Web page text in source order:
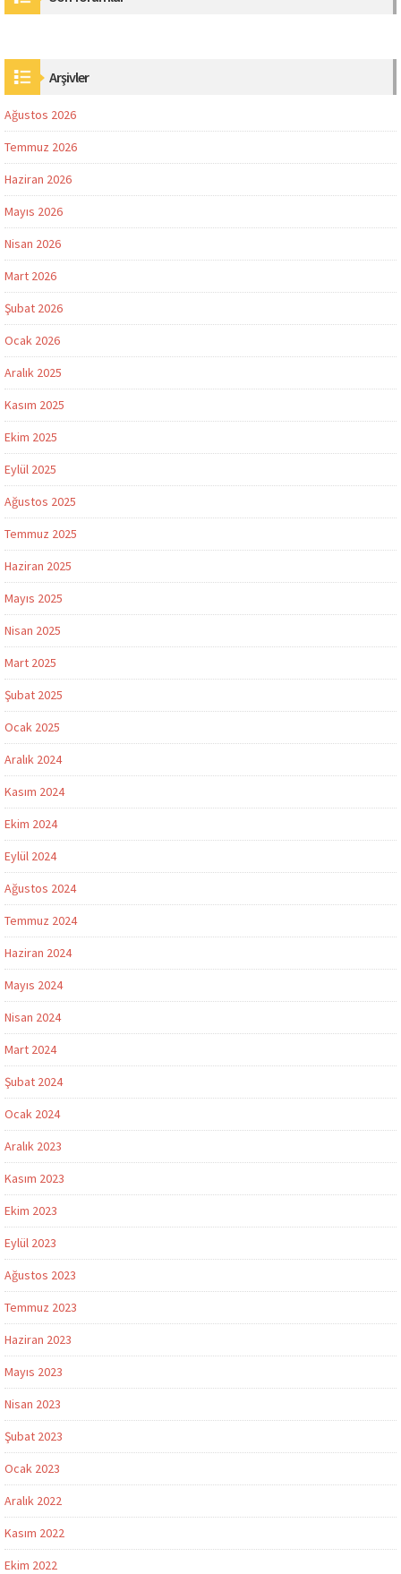
Arşivler
Ağustos 2026
Temmuz 2026
Haziran 2026
Mayıs 2026
Nisan 2026
Mart 2026
Şubat 2026
Ocak 2026
Aralık 2025
Kasım 2025
Ekim 2025
Eylül 2025
Ağustos 2025
Temmuz 2025
Haziran 2025
Mayıs 2025
Nisan 2025
Mart 2025
Şubat 2025
Ocak 2025
Aralık 2024
Kasım 2024
Ekim 2024
Eylül 2024
Ağustos 2024
Temmuz 2024
Haziran 2024
Mayıs 2024
Nisan 2024
Mart 2024
Şubat 2024
Ocak 2024
Aralık 2023
Kasım 2023
Ekim 2023
Eylül 2023
Ağustos 2023
Temmuz 2023
Haziran 2023
Mayıs 2023
Nisan 2023
Şubat 2023
Ocak 2023
Aralık 2022
Kasım 2022
Ekim 2022